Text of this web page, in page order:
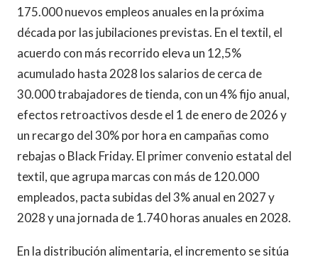
175.000 nuevos empleos anuales en la próxima
década por las jubilaciones previstas. En el textil, el
acuerdo con más recorrido eleva un 12,5%
acumulado hasta 2028 los salarios de cerca de
30.000 trabajadores de tienda, con un 4% fijo anual,
efectos retroactivos desde el 1 de enero de 2026 y
un recargo del 30% por hora en campañas como
rebajas o Black Friday. El primer convenio estatal del
textil, que agrupa marcas con más de 120.000
empleados, pacta subidas del 3% anual en 2027 y
2028 y una jornada de 1.740 horas anuales en 2028.
En la distribución alimentaria, el incremento se sitúa